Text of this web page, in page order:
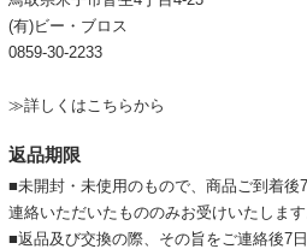
(有)ビー・ブロス
0859-30-2233
≫詳しくはこちらから
返品期限
■未開封・未使用のもので、商品ご到着
連絡いただいたもののみお受けいたします
■返品及び交換の際、その旨をご連絡後7